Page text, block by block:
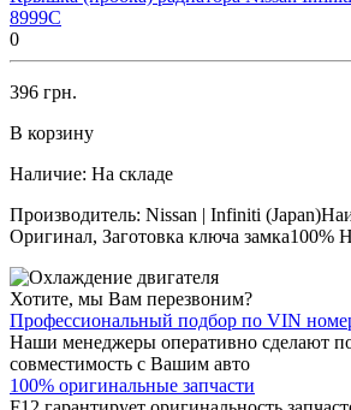
8999C
0
396 грн.
В корзину
Наличие: На складе
Производитель: Nissan | Infiniti
Оригинал, Заготовка ключа замка100%
Хотите, мы Вам перезвоним?
Профессиональный подбор по VIN
Наши менеджеры оперативно сделают
совместимость с Вашим авто
100% оригинальные запчасти